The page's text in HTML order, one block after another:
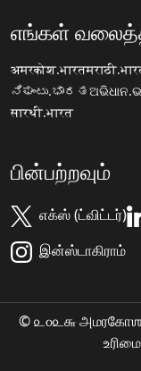
எங்கள்
अमरकोश.भारत
ನಿಘಂಟು.ಭಾರತ
सारथी.भारत
பின்பற்றவும்
எக்ஸ் (ட்விட்டர்)
இன்ஸ்டாகிராம்
© ௨௦௨௬ அமரகோஶ